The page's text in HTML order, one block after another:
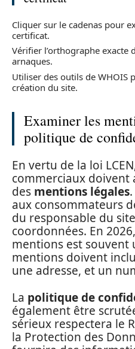
Cliquer sur le cadenas pour
certificat.
Vérifier l’orthographe
arnaques.
Utiliser des outils de WHOIS
création du site.
Examiner les
politique de
En vertu de la loi
commerciaux doivent
des mentions légales
aux consommateurs
du responsable du
coordonnées. En
mentions est souvent
mentions doivent
une adresse, et un
La politique de
également être
sérieux respectera le
la Protection des